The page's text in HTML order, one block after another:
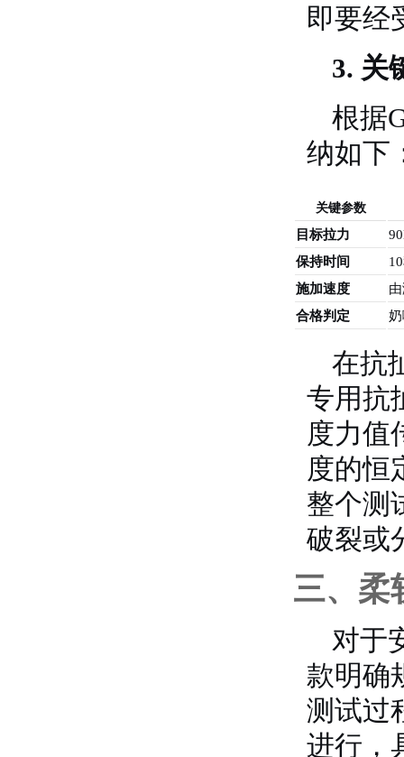
即要经
3. 关
根据
纳如下
关键参数
目标拉力
保持时间
施加速度
合格判定
在抗
专用抗
度力值
度的恒
整个测
破裂或
三、柔
对于
款明确
测试过
进行，